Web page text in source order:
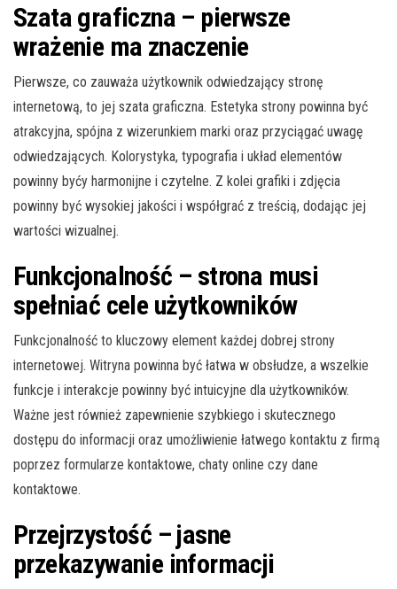
Szata graficzna – pierwsze
wrażenie ma znaczenie
Pierwsze, co zauważa użytkownik odwiedzający stronę
internetową, to jej szata graficzna. Estetyka strony powinna być
atrakcyjna, spójna z wizerunkiem marki oraz przyciągać uwagę
odwiedzających. Kolorystyka, typografia i układ elementów
powinny byćy harmonijne i czytelne. Z kolei grafiki i zdjęcia
powinny być wysokiej jakości i współgrać z treścią, dodając jej
wartości wizualnej.
Funkcjonalność – strona musi
spełniać cele użytkowników
Funkcjonalność to kluczowy element każdej dobrej strony
internetowej. Witryna powinna być łatwa w obsłudze, a wszelkie
funkcje i interakcje powinny być intuicyjne dla użytkowników.
Ważne jest również zapewnienie szybkiego i skutecznego
dostępu do informacji oraz umożliwienie łatwego kontaktu z firmą
poprzez formularze kontaktowe, chaty online czy dane
kontaktowe.
Przejrzystość – jasne
przekazywanie informacji